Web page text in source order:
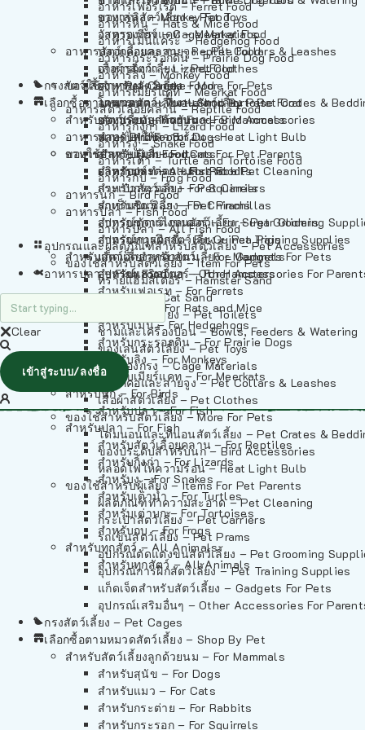
อาหารเฟอร์เร็ต – Ferret Food
อาหารหนู – Rats & Mice Food
อาหารเม่นแคระ – Hedgehog Food
อาหารกระรอกดิน – Prairie Dog Food
อาหารลิง – Monkey Food
อาหารเมียร์แคท – Meerkat Food
อาหารสัตว์เลี้อยคลาน – Reptile Food
อาหารกิ้งก่า – Lizard Food
อาหารงู – Snake Food
อาหารเต่า – Turtle and Tortoise Food
อาหารกบ – Frog Food
อาหารนก – Bird Food
อาหารปลา – Fish Food
อาหารปลา – All Fish Food
อุปกรณและผลิตภัณฑ์สำหรับสัตว์เลี้ยง – Pet Accessories
ของใช้สำหรับสัตว์เลี้ยง – Item For Pets
ทรายแฮมสเตอร์ – Hamster Sand
ทรายแมว – Cat Sand
ห้องน้ำสัตว์เลี้ยง – Pet Toilets
ชามและเครื่องป้อน – Bowls, Feeders & Watering
ของเล่นสัตว์เลี้ยง – Pet Toys
วัสดุรองกรง – Cage Materials
ปลอกคอและสายจูง – Pet Collars & Leashes
เสื้อผ้าสัตว์เลี้ยง – Pet Clothes
ของใช้สำหรับสัตว์เลี้ยง – More For Pets
โดมนอนและที่นอนสัตว์เลี้ยง – Pet Crates &
ของประดับสำหรับนก – Bird Accessories
หลอดไฟให้ความร้อน – Heat Light Bulb
ของใช้สำหรับผู้เลี้ยง – Items For Pet Parents
ผลิตภัณฑ์ทำความสะอาด – Pet Cleaning
กระเป๋าสัตว์เลี้ยง – Pet Carriers
รถเข็นสัตว์เลี้ยง – Pet Prams
อุปกรณ์ตัดแต่งขนสัตว์เลี้ยง – Pet Grooming
อุปกรณ์การฝึกสัตว์เลี้ยง – Pet Training Supplies
แก็ดเจ็ตสำหรับสัตว์เลี้ยง – Gadgets For Pets
อุปกรณ์เสริมอื่นๆ – Other Accessories For
กรงสัตว์เลี้ยง – Pet Cages
เลือกซื้อตามหมวดสัตว์เลี้ยง – Shop By Pet
สำหรับสัตว์เลี้ยงลูกด้วยนม – For Mammals
สำหรับสุนัข – For Dogs
สำหรับแมว – For Cats
สำหรับกระต่าย – For Rabbits
สำหรับกระรอก – For Squirrels
อาหารลิง – Monkey Food
อาหารเมียร์แคท – Meerkat Food
อาหารสัตว์เลี้อยคลาน – Reptile Food
อาหารกิ้งก่า – Lizard Food
อาหารงู – Snake Food
อาหารเต่า – Turtle and Tortoise Food
อาหารกบ – Frog Food
อาหารนก – Bird Food
อาหารปลา – Fish Food
อาหารปลา – All Fish Food
ของเล่นสัตว์เลี้ยง – Pet Toys
วัสดุรองกรง – Cage Materials
ปลอกคอและสายจูง – Pet Collars & Leashes
เสื้อผ้าสัตว์เลี้ยง – Pet Clothes
ของใช้สำหรับสัตว์เลี้ยง – More For Pets
โดมนอนและที่นอนสัตว์เลี้ยง – Pet Crates &
ของประดับสำหรับนก – Bird Accessories
หลอดไฟให้ความร้อน – Heat Light Bulb
ของใช้สำหรับผู้เลี้ยง – Items For Pet Parents
ผลิตภัณฑ์ทำความสะอาด – Pet Cleaning
กระเป๋าสัตว์เลี้ยง – Pet Carriers
รถเข็นสัตว์เลี้ยง – Pet Prams
อุปกรณ์ตัดแต่งขนสัตว์เลี้ยง – Pet Grooming
อุปกรณ์การฝึกสัตว์เลี้ยง – Pet Training Supplies
แก็ดเจ็ตสำหรับสัตว์เลี้ยง – Gadgets For Pets
อุปกรณ์เสริมอื่นๆ – Other Accessories For
กรงสัตว์เลี้ยง – Pet Cages
เลือกซื้อตามหมวดสัตว์เลี้ยง – Shop By Pet
สำหรับสัตว์เลี้ยงลูกด้วยนม – For Mammals
สำหรับสุนัข – For Dogs
สำหรับแมว – For Cats
สำหรับกระต่าย – For Rabbits
สำหรับกระรอก – For Squirrels
สำหรับชินชิล่า – For Chinchillas
สำหรับชูการ์ไกลเดอร์ – For Sugar Gliders
สำหรับหนูแกสบี้ – For Guinea Pigs
สำหรับสัตว์เลี้ยงลูกด้วยนม – For Mammals
สำหรับแฮมสเตอร์ – For Hamsters
สำหรับเฟอเรท – For Ferrets
สำหรับหนู – For Rats and Mice
สำหรับเม่น – For Hedgehogs
สำหรับกระรอกดิน – For Prairie Dogs
สำหรับลิง – For Monkeys
สำหรับเมียร์แคท – For Meerkats
สำหรับนก – For Birds
สำหรับปลา – For Fish
สำหรับปลา – For Fish
สำหรับสัตว์เลื้อยคลาน – For Reptiles
สำหรับกิ้งก่า – For Lizards
สำหรับงู – For Snakes
สำหรับเต่าน้ำ – For Turtles
สำหรับเต่าบก – For Tortoises
สำหรับกบ – For Frogs
สำหรับทุกสัตว์ – All Animals
สำหรับทุกสัตว์ – All Animals
อาหารปลา – Fish Food
Clear
เข้าสู่ระบบ/ลงชื่อ